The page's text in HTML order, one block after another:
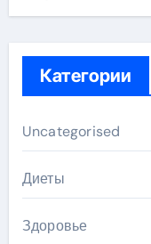
Категории
Uncategorised
Диеты
Здоровье